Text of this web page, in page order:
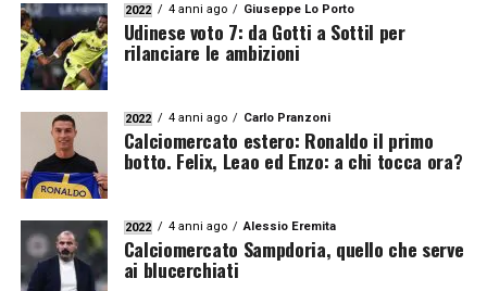
2022 4 anni ago Giuseppe Lo Porto
Udinese voto 7: da Gotti a Sottil per
rilanciare le ambizioni
2022 4 anni ago Carlo Pranzoni
Calciomercato estero: Ronaldo il primo
botto. Felix, Leao ed Enzo: a chi tocca ora?
2022 4 anni ago Alessio Eremita
Calciomercato Sampdoria, quello che serve
ai blucerchiati